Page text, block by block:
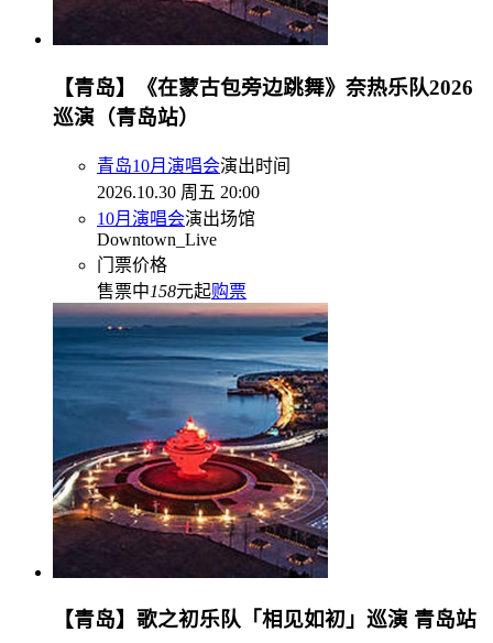
【青岛】《在蒙古包旁边跳舞》奈热乐队2026
巡演（青岛站）
青岛10月演唱会演出时间
2026.10.30 周五 20:00
10月演唱会演出场馆
Downtown_Live
门票价格
售票中158元起购票
【青岛】歌之初乐队「相见如初」巡演 青岛站